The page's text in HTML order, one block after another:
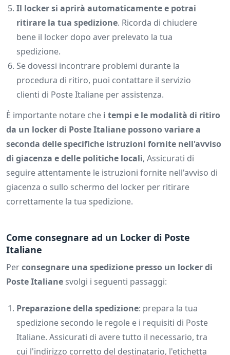
Il locker si aprirà automaticamente e potrai
ritirare la tua spedizione. Ricorda di chiudere
bene il locker dopo aver prelevato la tua
spedizione.
Se dovessi incontrare problemi durante la
procedura di ritiro, puoi contattare il servizio
clienti di Poste Italiane per assistenza.
È importante notare che i tempi e le modalità di ritiro
da un locker di Poste Italiane possono variare a
seconda delle specifiche istruzioni fornite nell'avviso
di giacenza e delle politiche locali, Assicurati di
seguire attentamente le istruzioni fornite nell'avviso di
giacenza o sullo schermo del locker per ritirare
correttamente la tua spedizione.
Come consegnare ad un Locker di Poste
Italiane
Perconsegnare una spedizione presso un locker di
Poste Italiane svolgi i seguenti passaggi:
Preparazione della spedizione: prepara la tua
spedizione secondo le regole e i requisiti di Poste
Italiane. Assicurati di avere tutto il necessario, tra
cui l'indirizzo corretto del destinatario, l'etichetta